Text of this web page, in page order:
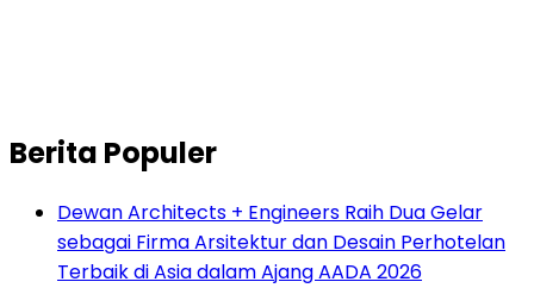
Berita Populer
Dewan Architects + Engineers Raih Dua Gelar
sebagai Firma Arsitektur dan Desain Perhotelan
Terbaik di Asia dalam Ajang AADA 2026